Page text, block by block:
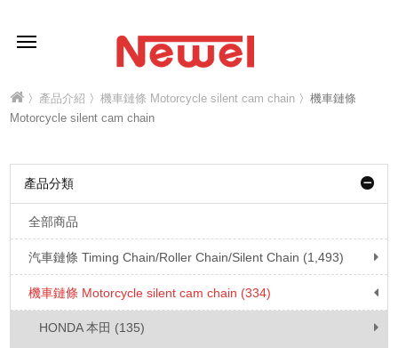
〉 產品介紹 〉機車鏈條 Motorcycle silent cam chain 〉機車鏈條
Motorcycle silent cam chain
產品分類
全部商品
汽車鏈條 Timing Chain/Roller Chain/Silent Chain (1,493)
機車鏈條 Motorcycle silent cam chain (334)
HONDA 本田 (135)